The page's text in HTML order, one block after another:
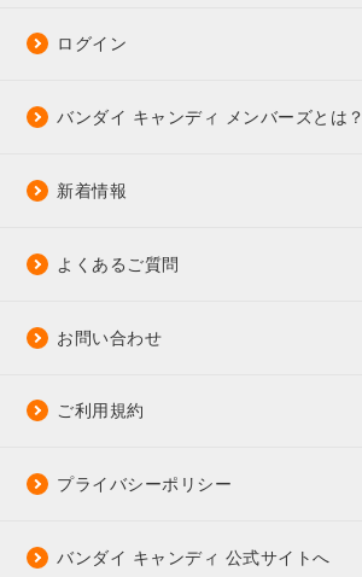
ログイン
バンダイ キャンディ メンバーズとは？
新着情報
よくあるご質問
お問い合わせ
ご利用規約
プライバシーポリシー
バンダイ キャンディ 公式サイトへ